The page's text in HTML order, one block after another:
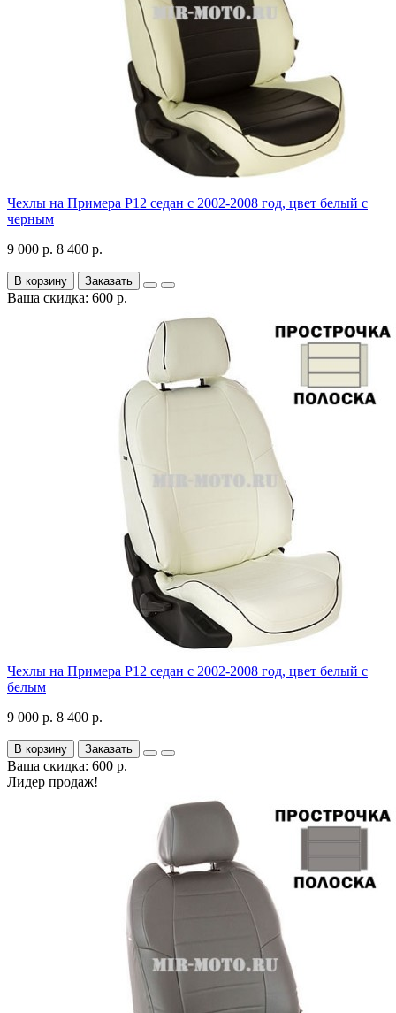
Чехлы на Примера P12 седан с 2002-2008 год, цвет белый с
черным
9 000 р. 8 400 р.
В корзину Заказать
Ваша скидка: 600 р.
Чехлы на Примера P12 седан с 2002-2008 год, цвет белый с
белым
9 000 р. 8 400 р.
В корзину Заказать
Ваша скидка: 600 р.
Лидер продаж!